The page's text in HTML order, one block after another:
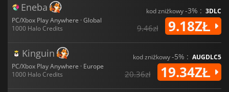
Eneba
PC/Xbox Play Anywhere · Global
1000 Halo Credits
kod zniżkowy-3% : 3DLC
9.46zł 9.18ZŁ
Kinguin
PC/Xbox Play Anywhere · Europe
1000 Halo Credits
kod zniżkowy-5% : AUGDLC5
20.36zł 19.34ZŁ